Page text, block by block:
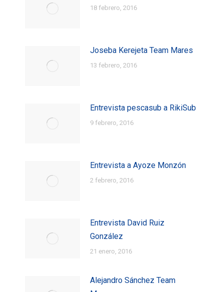
18 febrero, 2016
Joseba Kerejeta Team Mares
13 febrero, 2016
Entrevista pescasub a RikiSub
9 febrero, 2016
Entrevista a Ayoze Monzón
2 febrero, 2016
Entrevista David Ruiz
González
21 enero, 2016
Alejandro Sánchez Team